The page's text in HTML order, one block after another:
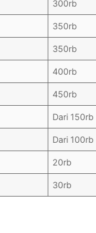
300rb
350rb
350rb
400rb
450rb
Dari 150rb
Dari 100rb
20rb
30rb